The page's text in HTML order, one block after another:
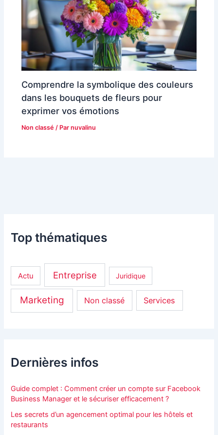
Comprendre la symbolique des couleurs
dans les bouquets de fleurs pour
exprimer vos émotions
Non classé / Parnuvalinu
Top thématiques
Actu Entreprise Juridique
Marketing Non classé Services
Dernières infos
Guide complet : Comment créer un compte sur Facebook
Business Manager et le sécuriser efficacement ?
Les secrets d’un agencement optimal pour les hôtels et
restaurants